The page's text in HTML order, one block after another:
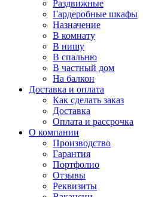
Раздвижные
Гардеробные шкафы
Назначение
В комнату
В нишу
В спальню
В частный дом
На балкон
Доставка и оплата
Как сделать заказ
Доставка
Оплата и рассрочка
О компании
Производство
Гарантия
Портфолио
Отзывы
Реквизиты